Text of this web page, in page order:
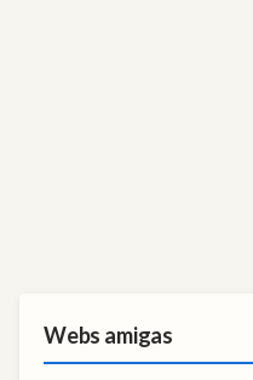
Webs amigas